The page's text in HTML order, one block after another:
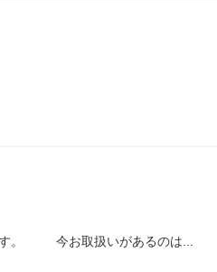
す。 今お取扱いがあるのは...